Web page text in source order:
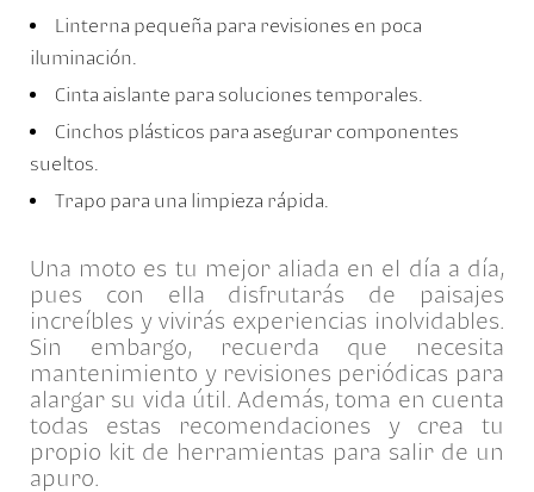
Linterna pequeña para revisiones en poca
iluminación.
Cinta aislante para soluciones temporales.
Cinchos plásticos para asegurar componentes
sueltos.
Trapo para una limpieza rápida.
Una moto es tu mejor aliada en el día a día,
pues con ella disfrutarás de paisajes
increíbles y vivirás experiencias inolvidables.
Sin embargo, recuerda que necesita
mantenimiento y revisiones periódicas para
alargar su vida útil. Además, toma en cuenta
todas estas recomendaciones y crea tu
propio kit de herramientas para salir de un
apuro.